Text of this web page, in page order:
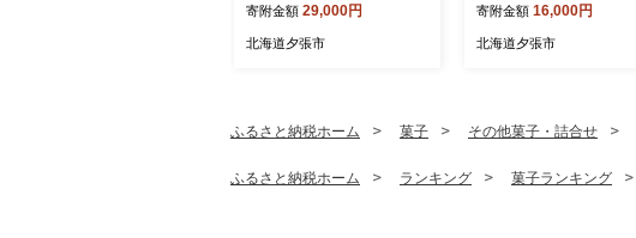
寄附金額 29,000円
北海道夕張市
寄附金額 16,000円
北海道夕張市
ふるさと納税ホーム 菓子 その他菓子・詰合せ
ふるさと納税ホーム ランキング 菓子ランキング